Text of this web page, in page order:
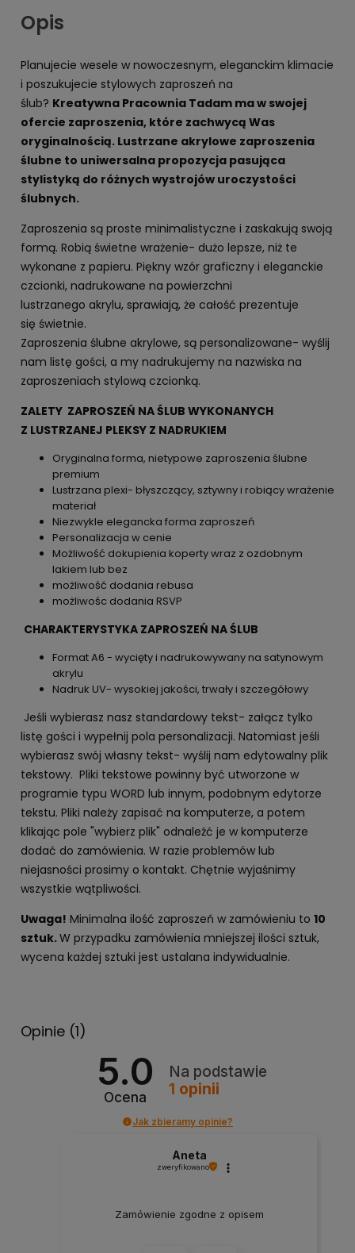
Opis
Planujecie wesele w nowoczesnym, eleganckim klimacie
i poszukujecie stylowych zaproszeń na
ślub? Kreatywna Pracownia Tadam ma w swojej
ofercie zaproszenia, które zachwycą Was
oryginalnością. Lustrzane akrylowe zaproszenia
ślubne to uniwersalna propozycja pasująca
stylistyką do różnych wystrojów uroczystości
ślubnych.
Zaproszenia są proste minimalistyczne i zaskakują swoją
formą. Robią świetne wrażenie- dużo lepsze, niż te
wykonane z papieru. Piękny wzór graficzny i eleganckie
czcionki, nadrukowane na powierzchni
lustrzanego akrylu, sprawiają, że całość prezentuje
się świetnie.
Zaproszenia ślubne akrylowe, są personalizowane- wyślij
nam listę gości, a my nadrukujemy na nazwiska na
zaproszeniach stylową czcionką.
ZALETY ZAPROSZEŃ NA ŚLUB WYKONANYCH
Z LUSTRZANEJ PLEKSY Z NADRUKIEM
Oryginalna forma, nietypowe zaproszenia ślubne
premium
Lustrzana plexi- błyszczący, sztywny i robiący wrażenie
materiał
Niezwykle elegancka forma zaproszeń
Personalizacja w cenie
Możliwość dokupienia koperty wraz z ozdobnym
lakiem lub bez
możliwość dodania rebusa
możliwośc dodania RSVP
CHARAKTERYSTYKA ZAPROSZEŃ NA ŚLUB
Format A6 - wycięty i nadrukowywany na satynowym
akrylu
Nadruk UV- wysokiej jakości, trwały i szczegółowy
Jeśli wybierasz nasz standardowy tekst- załącz tylko
listę gości i wypełnij pola personalizacji. Natomiast jeśli
wybierasz swój własny tekst- wyślij nam edytowalny plik
tekstowy. Pliki tekstowe powinny być utworzone w
programie typu WORD lub innym, podobnym edytorze
tekstu. Pliki należy zapisać na komputerze, a potem
klikając pole "wybierz plik" odnaleźć je w komputerze
dodać do zamówienia. W razie problemów lub
niejasności prosimy o kontakt. Chętnie wyjaśnimy
wszystkie wątpliwości.
Uwaga! Minimalna ilość zaproszeń w zamówieniu to 10
sztuk.W przypadku zamówienia mniejszej ilości sztuk,
wycena każdej sztuki jest ustalana indywidualnie.
Opinie (1)
5.0
Ocena
Na podstawie
1 opinii
Jak zbieramy opinie?
Aneta
zweryfikowano
Zamówienie zgodne z opisem